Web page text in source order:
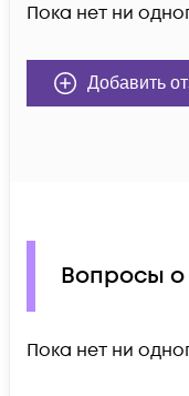
Пока нет ни
Добавить
Вопросы о
Пока нет ни